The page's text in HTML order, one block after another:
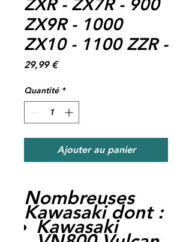
ZX9R - 1000
ZX10 - 1100 ZZR -
29,99 €Prix
Quantité *
Ajouter au panier
Nombreuses
Kawasaki dont :
Kawasaki